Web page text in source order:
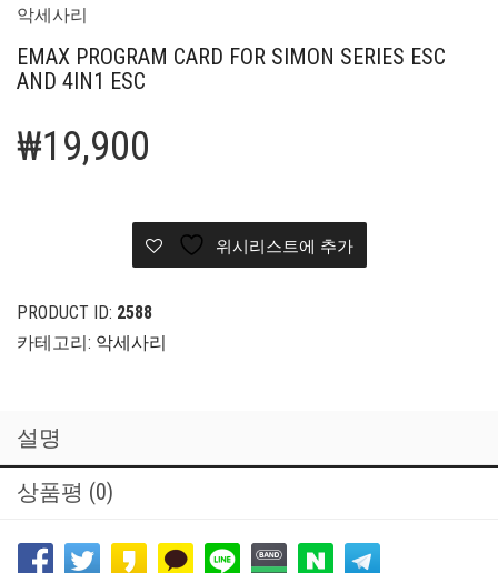
악세사리
EMAX PROGRAM CARD FOR SIMON SERIES ESC
AND 4IN1 ESC
₩19,900
위시리스트에 추가
PRODUCT ID: 2588
카테고리: 악세사리
설명
상품평 (0)